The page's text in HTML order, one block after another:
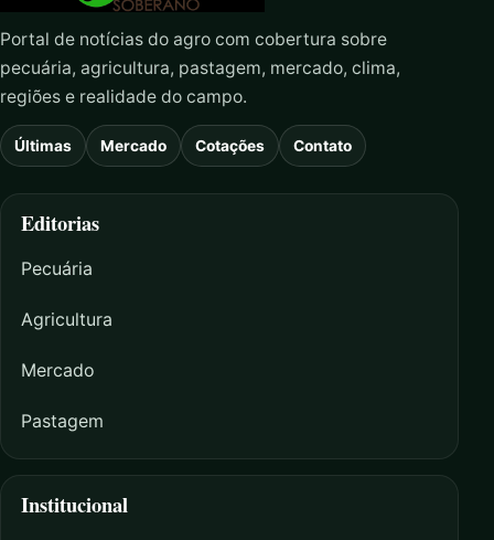
Portal de notícias do agro com cobertura sobre
pecuária, agricultura, pastagem, mercado, clima,
regiões e realidade do campo.
Últimas Mercado Cotações Contato
Editorias
Pecuária
Agricultura
Mercado
Pastagem
Institucional